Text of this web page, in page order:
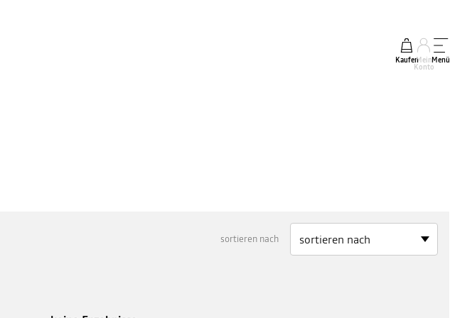
KaufenMein
Konto
Menü
sortieren nach